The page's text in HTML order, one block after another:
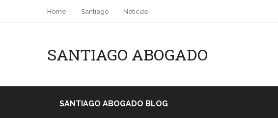
Home Santiago Noticias
SANTIAGO ABOGADO
SANTIAGO ABOGADO BLOG